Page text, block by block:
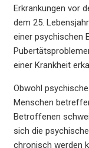
Erkrankungen vor
dem 25.
einer psychischen
einer Krankheit
Obwohl
Menschen
Betroffenen
sich die
chronisch werden